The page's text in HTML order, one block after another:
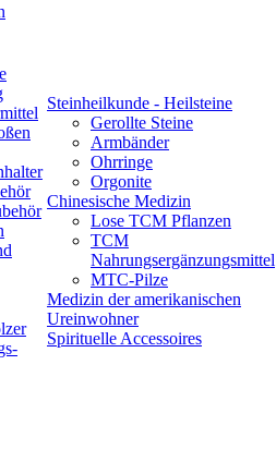
Steinheilkunde - Heilsteine
Gerollte Steine
Armbänder
Ohrringe
Orgonite
Chinesische Medizin
Lose TCM Pflanzen
TCM
Nahrungsergänzungsmittel
MTC-Pilze
Medizin der amerikanischen
Ureinwohner
Spirituelle Accessoires